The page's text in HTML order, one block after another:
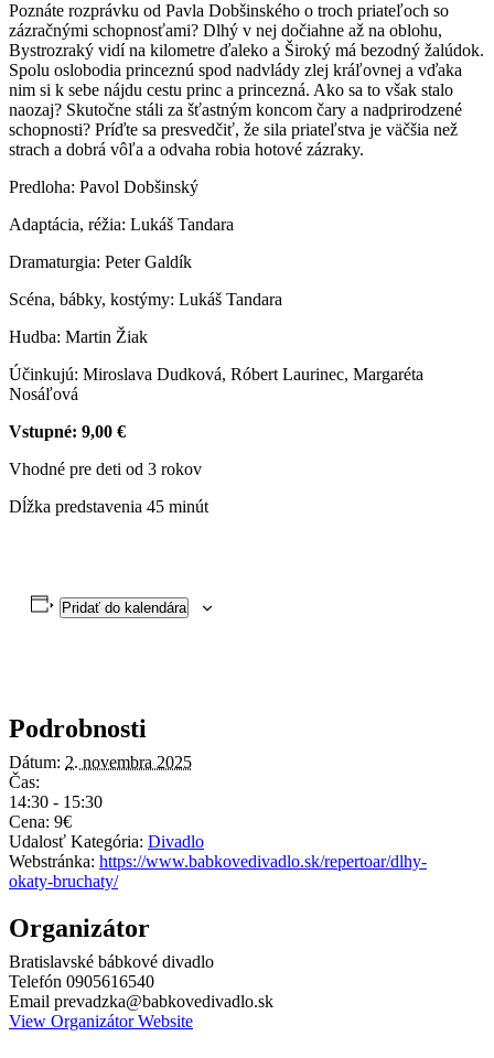
Poznáte rozprávku od Pavla Dobšinského o troch priateľoch so
zázračnými schopnosťami? Dlhý v nej dočiahne až na oblohu,
Bystrozraký vidí na kilometre ďaleko a Široký má bezodný žalúdok.
Spolu oslobodia princeznú spod nadvlády zlej kráľovnej a vďaka
nim si k sebe nájdu cestu princ a princezná. Ako sa to však stalo
naozaj? Skutočne stáli za šťastným koncom čary a nadprirodzené
schopnosti? Príďte sa presvedčiť, že sila priateľstva je väčšia než
strach a dobrá vôľa a odvaha robia hotové zázraky.
Predloha: Pavol Dobšinský
Adaptácia, réžia: Lukáš Tandara
Dramaturgia: Peter Galdík
Scéna, bábky, kostýmy: Lukáš Tandara
Hudba: Martin Žiak
Účinkujú: Miroslava Dudková, Róbert Laurinec, Margaréta
Nosáľová
Vstupné: 9,00 €
Vhodné pre deti od 3 rokov
Dĺžka predstavenia 45 minút
Pridať do kalendára
Podrobnosti
Dátum: 2. novembra 2025
Čas:
14:30 - 15:30
Cena: 9€
Udalosť Kategória: Divadlo
Webstránka: https://www.babkovedivadlo.sk/repertoar/dlhy-
okaty-bruchaty/
Organizátor
Bratislavské bábkové divadlo
Telefón 0905616540
Email prevadzka@babkovedivadlo.sk
View Organizátor Website